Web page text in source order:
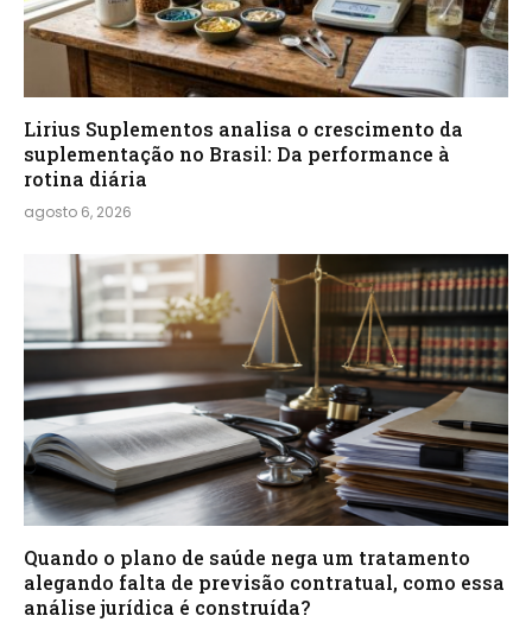
Lirius Suplementos analisa o crescimento da
suplementação no Brasil: Da performance à
rotina diária
agosto 6, 2026
Quando o plano de saúde nega um tratamento
alegando falta de previsão contratual, como essa
análise jurídica é construída?